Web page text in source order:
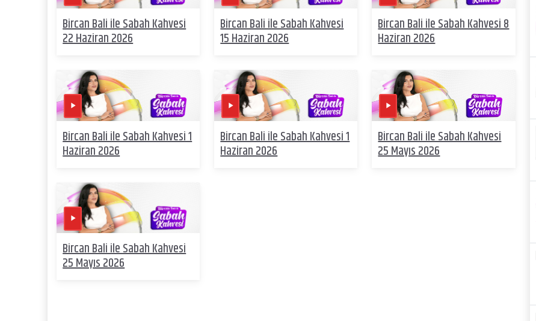
Bircan Bali ile Sabah Kahvesi
22 Haziran 2026
Bircan Bali ile Sabah Kahvesi
15 Haziran 2026
Bircan Bali ile Sabah Kahvesi 8
Haziran 2026
Bircan Bali ile Sabah Kahvesi 1
Haziran 2026
Bircan Bali ile Sabah Kahvesi 1
Haziran 2026
Bircan Bali ile Sabah Kahvesi
25 Mayıs 2026
Bircan Bali ile Sabah Kahvesi
25 Mayıs 2026